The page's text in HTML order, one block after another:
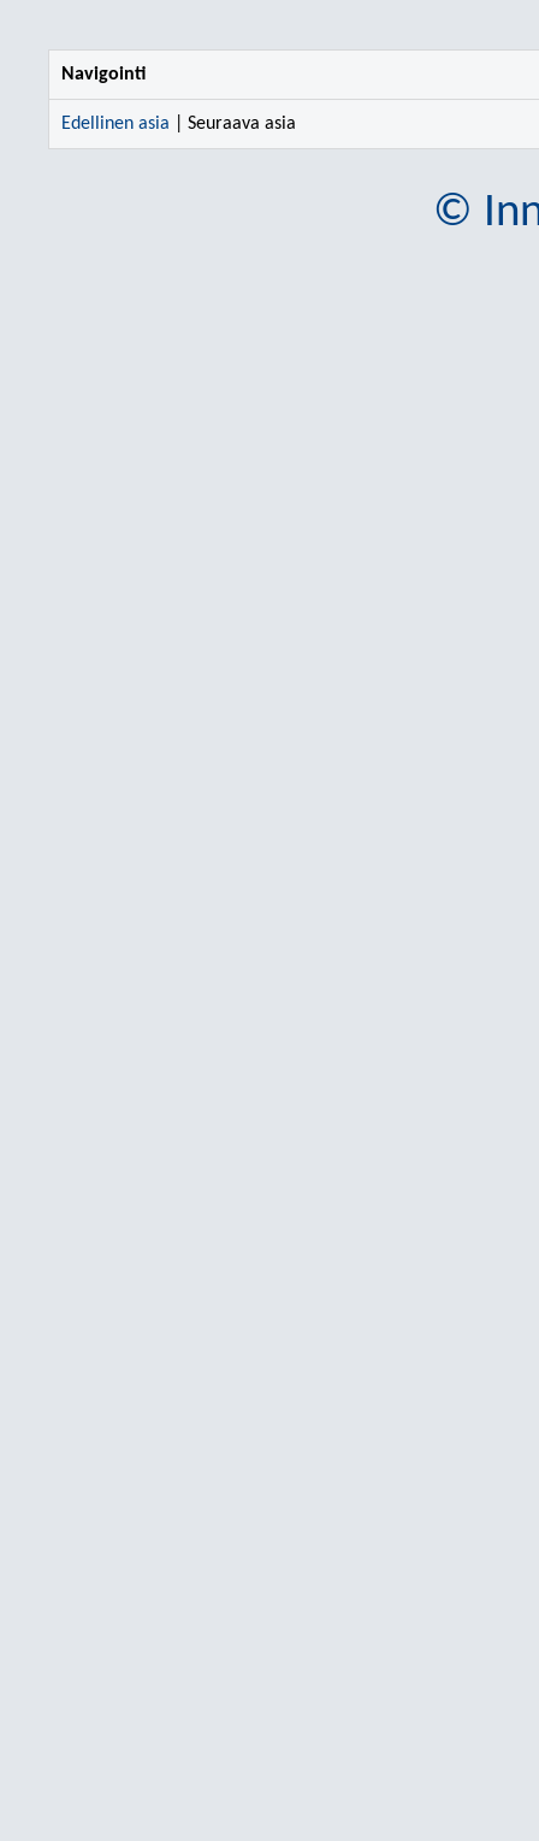
Navigointi
Edellinen asia | Seuraava asia
©